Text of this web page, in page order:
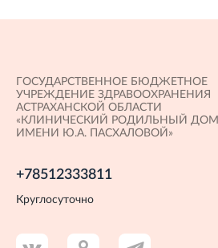
ГОСУДАРСТВЕННОЕ БЮДЖЕТНОЕ
УЧРЕЖДЕНИЕ ЗДРАВООХРАНЕНИЯ
АСТРАХАНСКОЙ ОБЛАСТИ
«КЛИНИЧЕСКИЙ РОДИЛЬНЫЙ ДОМ
ИМЕНИ Ю.А. ПАСХАЛОВОЙ»
+78512333811
Круглосуточно